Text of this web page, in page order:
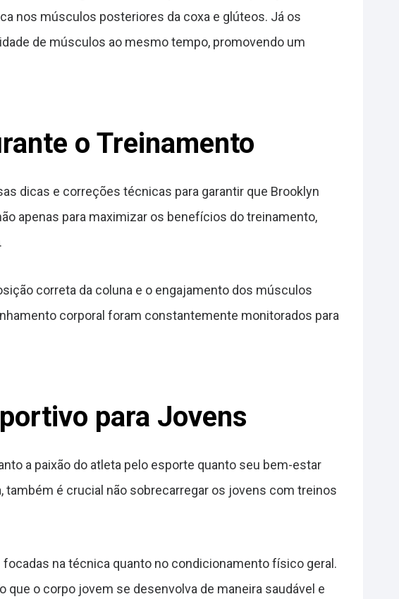
nos músculos posteriores da coxa e glúteos. Já os
de músculos ao mesmo tempo, promovendo um
o Treinamento
dicas e correções técnicas para garantir que Brooklyn
apenas para maximizar os benefícios do treinamento,
correta da coluna e o engajamento dos músculos
corporal foram constantemente monitorados para
para Jovens
a paixão do atleta pelo esporte quanto seu bem-estar
é crucial não sobrecarregar os jovens com treinos
na técnica quanto no condicionamento físico geral.
o corpo jovem se desenvolva de maneira saudável e